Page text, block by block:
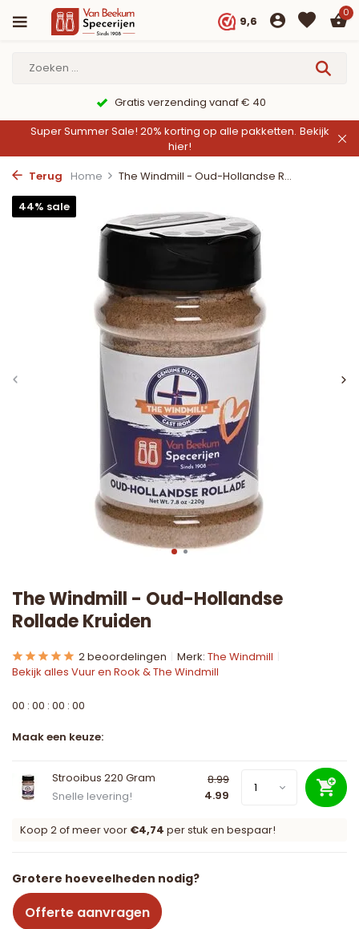
9,6
0
9,6/10 Webwinkelkeur ✔
Super Summer Sale! 20% korting op alle pakketten. Bekijk
hier!
Terug
Home
The Windmill - Oud-Hollandse R...
44% sale
The Windmill - Oud-Hollandse
Rollade Kruiden
2 beoordelingen Merk: The Windmill
Bekijk alles Vuur en Rook & The Windmill
00 : 00 : 00 : 00
Maak een keuze:
Strooibus 220 Gram
Snelle levering!
8.99
4.99
Koop 2 of meer voor €4,74 per stuk en bespaar!
Grotere hoeveelheden nodig?
Offerte aanvragen